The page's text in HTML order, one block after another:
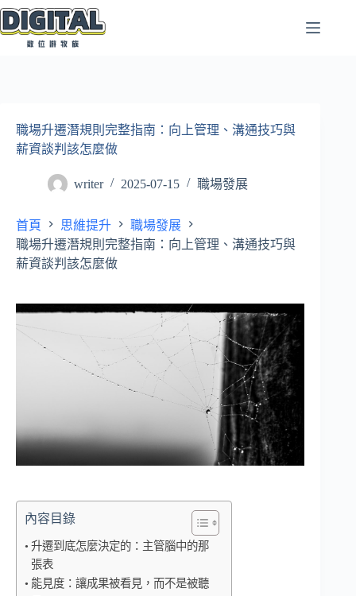
跳
至
職場升遷潛規則完整指南：向上管理、溝通技巧與
薪資談判該怎麼做
writer 2025-07-15 職場發展
首頁 思維提升
職場發展
職場升遷潛規則完整指南：向上管理、溝通技巧與
薪資談判該怎麼做
內容目錄
升遷到底怎麼決定的：主管腦中的那
張表
能見度：讓成果被看見，而不是被聽